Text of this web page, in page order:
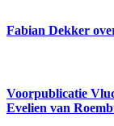
Fabian Dekker
Voorpublicatie
Evelien van